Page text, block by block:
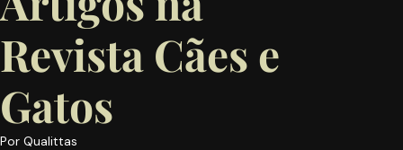
Revista Cães e
Gatos
Por Qualittas